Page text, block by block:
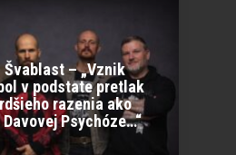
Švablast – „Vznik
v podstate pretlak
razenia ako
Psychóze…“